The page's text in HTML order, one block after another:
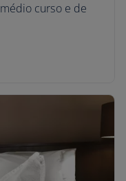
curso e de